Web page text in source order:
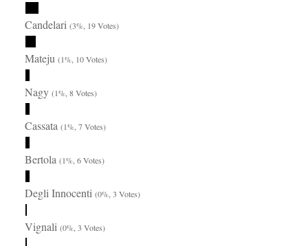
Candelari(3%, 19 Votes)
Mateju(1%, 10 Votes)
Nagy(1%, 8 Votes)
Cassata(1%, 7 Votes)
Bertola(1%, 6 Votes)
Degli Innocenti(0%, 3 Votes)
Vignali(0%, 3 Votes)